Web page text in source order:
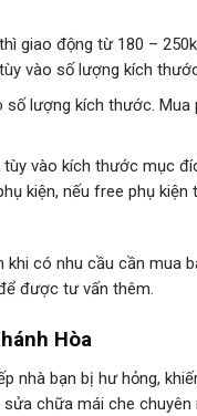
giao động từ 180 –
vào số lượng kích
lượng kích thước.
vào kích thước mục
kiện, nếu free phụ kiện
có nhu cầu cần mua
được tư vấn thêm.
Hòa
nhà bạn bị hư hỏng,
chữa mái che chuyên